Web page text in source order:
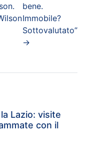
bene.
Immobile?
Sottovalutato”
→
Lazio: visite
con il